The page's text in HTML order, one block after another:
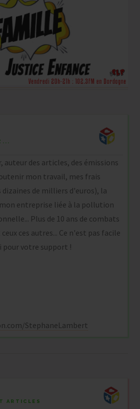
auteur des articles, des émissions
mon travail, mes frais
dizaines de milliers d'euros), la
entreprise liée à la pollution
Plus de 10 ans de combats
ces autres... Ce n'est pas facile
pour votre support !
StephaneLambert
ARTICLES